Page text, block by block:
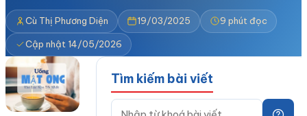
Cù Thị Phương Diện 19/03/2025 9 phút đọc
Cập nhật 14/05/2026
Tìm kiếm bài viết